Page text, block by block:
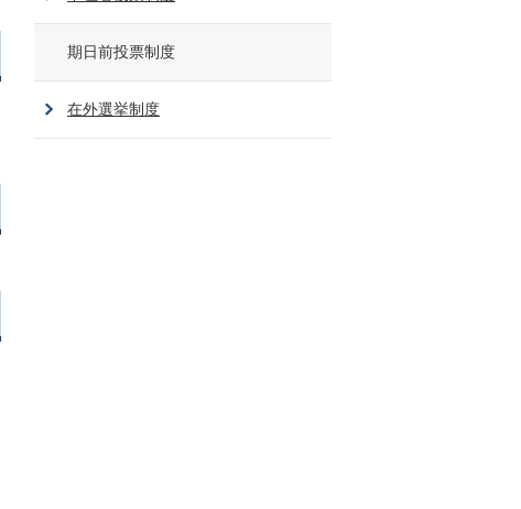
期日前投票制度
在外選挙制度